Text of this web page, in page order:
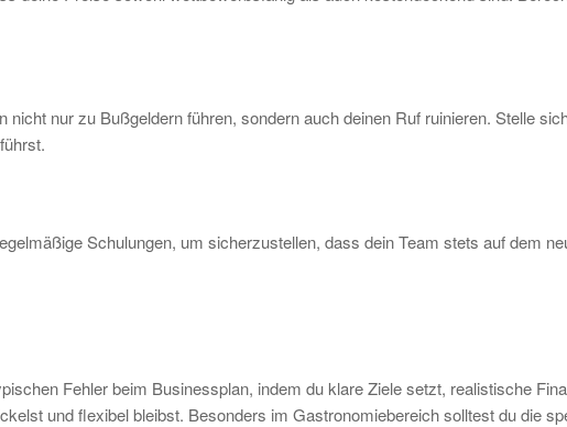
nur zu Bußgeldern führen, sondern auch deinen Ruf ruinieren. Stelle
Schulungen, um sicherzustellen, dass dein Team stets auf dem
Fehler beim Businessplan, indem du klare Ziele setzt, realistische
und flexibel bleibst. Besonders im Gastronomiebereich solltest du die